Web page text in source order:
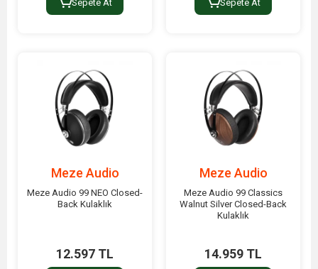
Sepete At Sepete At
Meze Audio
Meze Audio 99 NEO Closed-
Back Kulaklık
12.597 TL
Meze Audio
Meze Audio 99 Classics
Walnut Silver Closed-Back
Kulaklık
14.959 TL